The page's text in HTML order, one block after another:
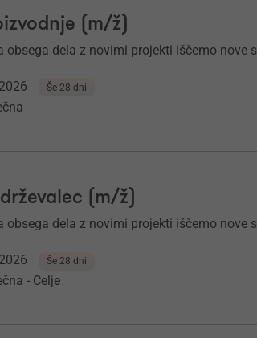
(m/ž)
obsega dela z novimi projekti iščemo nove
Še 28 dni
(m/ž)
obsega dela z novimi projekti iščemo nove
Še 28 dni
- Celje